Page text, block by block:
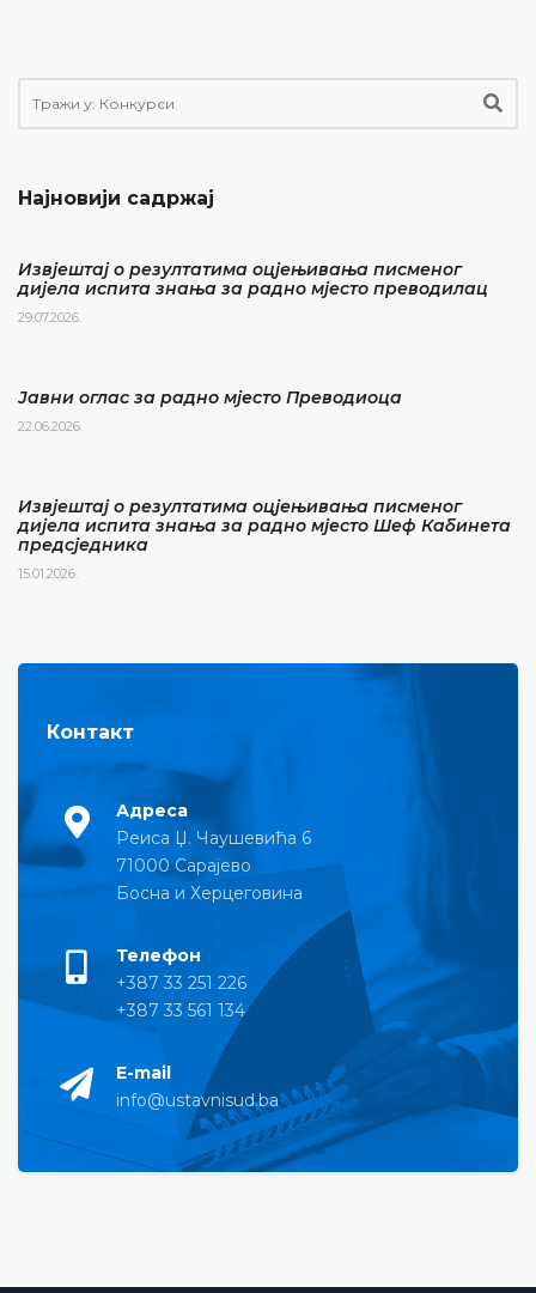
Најновији садржај
Извјештај о резултатима оцјењивања писменог
дијела испита знања за радно мјесто преводилац
29.07.2026.
Јавни оглас за радно мјесто Преводиоца
22.06.2026.
Извјештај о резултатима оцјењивања писменог
дијела испита знања за радно мјесто Шеф Кабинета
предсједника
15.01.2026.
Контакт
Адреса
Реиса Џ. Чаушевића 6
71000 Сарајево
Босна и Херцеговина
Телефон
+387 33 251 226
+387 33 561 134
E-mail
info@ustavnisud.ba